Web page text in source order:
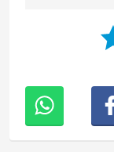
Schönheits- als
Der Kneipp-
besonders